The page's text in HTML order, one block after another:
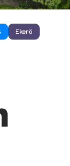
Ekerö